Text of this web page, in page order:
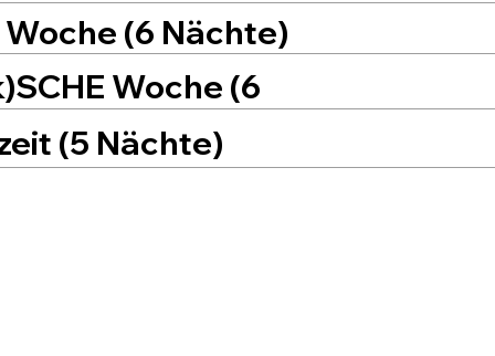
Woche (6 Nächte)
Woche (6
(5 Nächte)